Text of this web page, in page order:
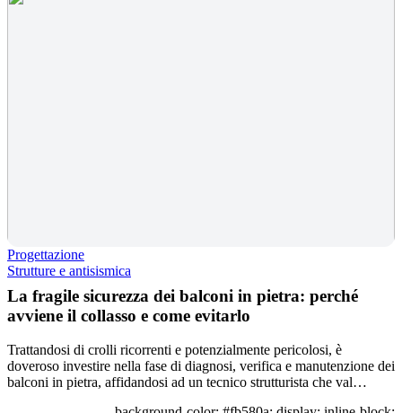
Progettazione
Strutture e antisismica
La fragile sicurezza dei balconi in pietra: perché
avviene il collasso e come evitarlo
Trattandosi di crolli ricorrenti e potenzialmente pericolosi, è
doveroso investire nella fase di diagnosi, verifica e manutenzione dei
balconi in pietra, affidandosi ad un tecnico strutturista che val…